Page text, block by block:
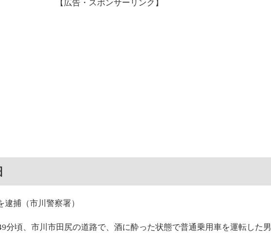
【広告・スポンサーリンク】
捕（市川警察署）
分頃、市川市田尻の道路で、酒に酔った状態で普通乗用車を運転した男